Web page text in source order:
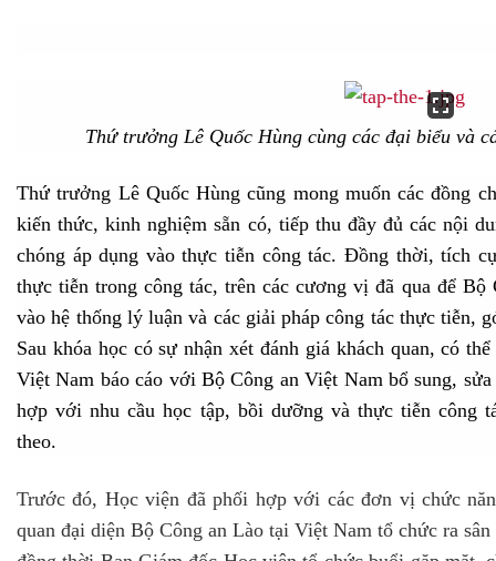
Thứ trưởng Lê Quốc Hùng cùng các đại biểu và
Thứ trưởng Lê Quốc Hùng cũng mong muốn các đồng
kiến thức, kinh nghiệm sẵn có, tiếp thu đầy đủ các nội
chóng áp dụng vào thực tiễn công tác. Đồng thời, tích
thực tiễn trong công tác, trên các cương vị đã qua để
vào hệ thống lý luận và các giải pháp công tác thực tiễn,
Sau khóa học có sự nhận xét đánh giá khách quan, có
Việt Nam báo cáo với Bộ Công an Việt Nam bổ sung,
hợp với nhu cầu học tập, bồi dưỡng và thực tiễn công
theo.
Trước đó, Học viện đã phối hợp với các đơn vị chức
quan đại diện Bộ Công an Lào tại Việt Nam tổ chức ra